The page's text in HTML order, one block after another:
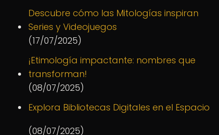
Descubre cómo las Mitologías inspiran
Series y Videojuegos
(17/07/2025)
¡Etimología impactante: nombres que
transforman!
(08/07/2025)
Explora Bibliotecas Digitales en el Espacio
(08/07/2025)